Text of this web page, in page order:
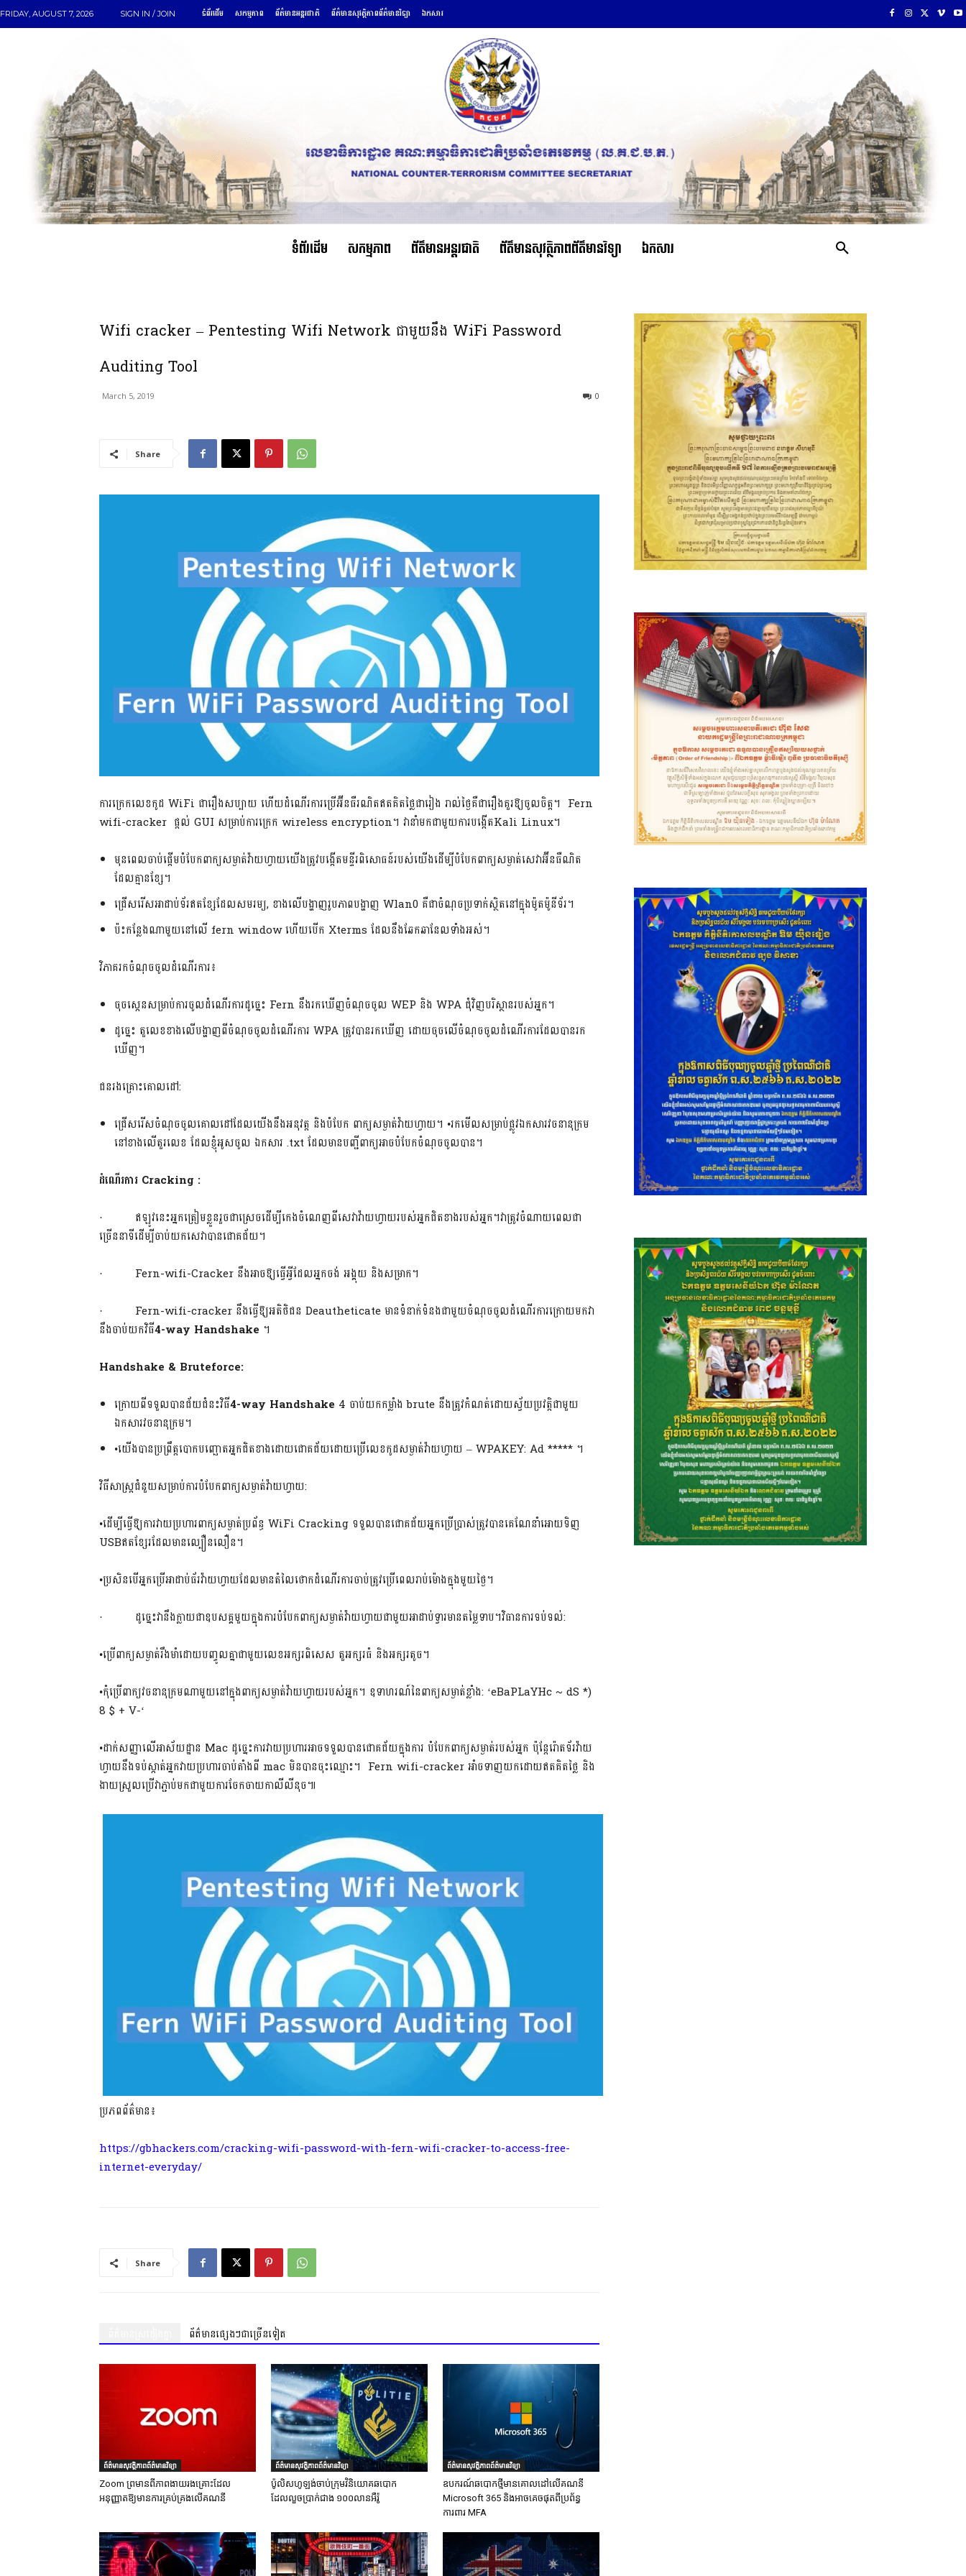
FRIDAY, AUGUST 7, 2026 SIGN IN / JOIN ទំព័រដើម សកម្មភាព ព័ត៌មានអន្តរជាតិ ព័ត៌មានសុវត្ថិភាពព័ត៌មានវិទ្យា ឯកសារ
ទំព័រដើម សកម្មភាព ព័ត៌មានអន្តរជាតិ ព័ត៌មានសុវត្ថិភាពព័ត៌មានវិទ្យា ឯកសារ
Wifi cracker – Pentesting Wifi Network ជាមួយនឹង WiFi Password
Auditing Tool
March 5, 2019 0
Share
ការក្រេកលេខកូដ WiFi ជារឿងសប្បាយ ហើយដំណើរការប្រើអ៊ីនធឺរណិតឥតគិតថ្លៃជារៀង រាល់ថ្ងៃគឺជារឿងគួរឱ្យចូលចិត្ត។ Fern
wifi-cracker ផ្តល់ GUI សម្រាប់ការក្រេក wireless encryption។ វានាំមកជាមួយការបង្កើតKali Linux។
មុនពេលចាប់ផ្តើមបំបែកពាក្យសម្ងាត់វ៉ាយហ្វាយយើងត្រូវបង្កើតមន្ទីរពិសោធន៍របស់យើងដើម្បីបំបែកពាក្យសម្ងាត់សេវាអ៊ីនធឺណិត
ដែលគ្មានខ្សែ។
ជ្រើសរើសអាដាប់ទ័រឥតខ្សែដែលសមរម្យ, ខាងលើបង្ហាញរូបភាពបង្ហាញ Wlan0 គឺជាចំណុចប្រទាក់ស្ថិតនៅក្នុងម៉ូតម៉ូនីទ័រ។
ប៉ះកន្លែងណាមួយនៅលើ fern window ហើយបើក Xterms ដែលនឹងឆែកឆានែល​ទាំងអស់។
វិភាគរកចំណុចចូលដំណើរការ៖
ចុចស្កេនសម្រាប់ការចូលដំណើរការដូច្នេះ Fern នឹងរកឃើញចំណុចចូល WEP និង WPA ជុំវិញបរិស្ថានរបស់អ្នក។
ដូច្នេះ តួលេខខាងលើបង្ហាញពីចំណុចចូលដំណើរការ WPA ត្រូវបានរកឃើញ ដោយចុចលើចំណុចចូលដំណើរការដែលបានរក
ឃើញ។
ជនរងគ្រោះគោលដៅ:
ជ្រើសរើសចំណុចចូលគោលដៅដែលយើងនឹងអនុវត្ត និងបំបែក ពាក្យ​​សម្ងាត់វ៉ាយហ្វាយ។ •រកមើលសម្រាប់ផ្លូវឯកសារវចនានុក្រម
នៅខាងលើតួរលេខ ដែលខ្ញុំអូសចូល ឯកសារ .txt ដែលមានបញ្ជីពាក្យអាចបំបែកចំណុចចូលបាន។
ដំណើរការ Cracking :
· ឥឡូវនេះអ្នកត្រៀមខ្លួនរួចជាស្រេចដើម្បីកេងចំណេញពីសេវាវ៉ាយហ្វាយរបស់អ្នកជិតខាងរបស់អ្នក។វាត្រូវចំណាយពេលជា
ច្រើននាទីដើម្បីចាប់យកសេវាបានជោគជ័យ។
· Fern-wifi-Cracker នឹងអាចឱ្យធ្វើអ្វីដែលអ្នកចង់ អង្គុយ និងសម្រាក។
· Fern-wifi-cracker នឹងធ្វើឱ្យអតិថិជន Deautheticate មានទំនាក់ទំនងជាមួយចំណុច​ចូលដំណើរការក្រោយមកវា
នឹងចាប់យកវិធី4-way Handshake ។
Handshake & Bruteforce:
ក្រោយពីទទួលបានជ័យជំនះវិធី4-way Handshake 4 ចាប់យកកម្លាំង brute នឹងត្រូវកំណត់ដោយស្វ័យប្រវត្តិជាមួយ
ឯកសារវចនានុក្រម។
•យើងបានប្រព្រឹត្តបោកបញ្ឆោតអ្នកជិតខាងដោយជោគជ័យដោយប្រើលេខកូដសម្ងាត់វ៉ាយហ្វាយ – WPAKEY: Ad ***** ។
វិធីសាស្ត្រជំនួយសម្រាប់ការបំបែកពាក្យសម្ងាត់វ៉ាយហ្វាយ:
•ដើម្បីធ្វើឱ្យការវាយប្រហារពាក្យសម្ងាត់ប្រព័ន្ធ WiFi Cracking ទទួលបានជោគជ័យ​អ្នកប្រើប្រាស់ត្រូវបានគេណែនាំអោយទិញ
USBឥតខ្សែរដែលមានល្បឿនលឿន។
•ប្រសិនបើអ្នកប្រើអាដាប់ធ័រវ៉ាយហ្វាយដែលមានតំលៃថោកដំណើរការចាប់ត្រូវប្រើពេលរាប់ម៉ោងក្នុងមួយថ្ងៃ។
· ដូច្នេះវានឹងក្លាយជាឧបសគ្គមួយក្នុងការបំបែកពាក្យសម្ងាត់វ៉ាយហ្វាយជាមួយអាដាប់ទ្វារមានតម្លៃទាប។វិធានការទប់ទល់:
•ប្រើពាក្យសម្ងាត់រឹងមាំដោយបញ្ចូលគ្នាជាមួយលេខអក្សរពិសេស តួអក្សរធំ និងអក្សរ​តូច។
•កុំប្រើពាក្យវចនានុក្រមណាមួយនៅក្នុងពាក្យសម្ងាត់វ៉ាយហ្វាយរបស់អ្នក។ ឧទាហរណ៍នៃពាក្យសម្ងាត់ខ្លាំង: ‘eBaPLaYHc ~ dS *)
8 $ + V-‘
•ដាក់សញ្ញាលើអាស័យដ្ឋាន Mac ដូច្នេះការវាយប្រហារអាចទទួលបានជោគជ័យក្នុងការ បំបែកពាក្យ​សម្ងាត់របស់អ្នក ប៉ុន្តែរ៉ោតទ័រវ៉ាយ
ហ្វាយនឹងទប់ស្កាត់អ្នកវាយប្រហារចាប់តាំងពី mac មិនបានចុះឈ្មោះ។ Fern wifi-cracker អាំចទាញយកដោយឥតគិតថ្លៃ និង
ងាយស្រួលប្រើវាភ្ជាប់មកជាមួយការចែកចាយកាលីលីនុច៕
ប្រភពព័ត៌មាន៖
https://gbhackers.com/cracking-wifi-password-with-fern-wifi-cracker-to-access-free-
internet-everyday/
Share
ព័ត៌មានផ្សេងៗជាច្រើនទៀត
ព័ត៌មានសុវត្ថិភាពព័ត៌មានវិទ្យា
Zoom ព្រមានពីភាពងាយរងគ្រោះដែល
អនុញ្ញាតឱ្យមានការគ្រប់គ្រងលើគណនី
ព័ត៌មានសុវត្ថិភាពព័ត៌មានវិទ្យា
ប៉ូលិសហូឡង់ចាប់ក្រុមវិនិយោគឆបោក
ដែលលួចប្រាក់ជាង ១០០លានអឺរ៉ូ
ព័ត៌មានសុវត្ថិភាពព័ត៌មានវិទ្យា
ឧបករណ៍ឆបោកថ្មីមានគោលដៅលើគណនី
Microsoft 365 និងអាចគេចផុតពីប្រព័ន្ធ
ការពារ MFA